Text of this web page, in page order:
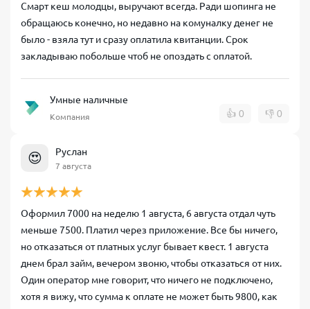
Смарт кеш молодцы, выручают всегда. Ради шопинга не
обращаюсь конечно, но недавно на комуналку денег не
было - взяла тут и сразу оплатила квитанции. Срок
закладываю побольше чтоб не опоздать с оплатой.
Умные наличные
Компания 👍 0 👎 0
😍 Руслан
7 августа
Оформил 7000 на неделю 1 августа, 6 августа отдал чуть
меньше 7500. Платил через приложение. Все бы ничего,
но отказаться от платных услуг бывает квест. 1 августа
днем брал займ, вечером звоню, чтобы отказаться от них.
Один оператор мне говорит, что ничего не подключено,
хотя я вижу, что сумма к оплате не может быть 9800, как